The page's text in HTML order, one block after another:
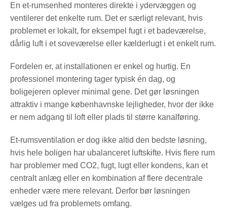
En et-rumsenhed monteres direkte i ydervæggen og
ventilerer det enkelte rum. Det er særligt relevant, hvis
problemet er lokalt, for eksempel fugt i et badeværelse,
dårlig luft i et soveværelse eller kælderlugt i et enkelt rum.
Fordelen er, at installationen er enkel og hurtig. En
professionel montering tager typisk én dag, og
boligejeren oplever minimal gene. Det gør løsningen
attraktiv i mange københavnske lejligheder, hvor der ikke
er nem adgang til loft eller plads til større kanalføring.
Et-rumsventilation er dog ikke altid den bedste løsning,
hvis hele boligen har ubalanceret luftskifte. Hvis flere rum
har problemer med CO2, fugt, lugt eller kondens, kan et
centralt anlæg eller en kombination af flere decentrale
enheder være mere relevant. Derfor bør løsningen
vælges ud fra problemets omfang.